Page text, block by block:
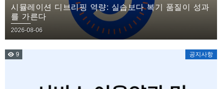
시뮬레이션 디브리핑 역량: 실습보다 복기 품질이 성과
를 가른다
2026-08-06
9 공지사항